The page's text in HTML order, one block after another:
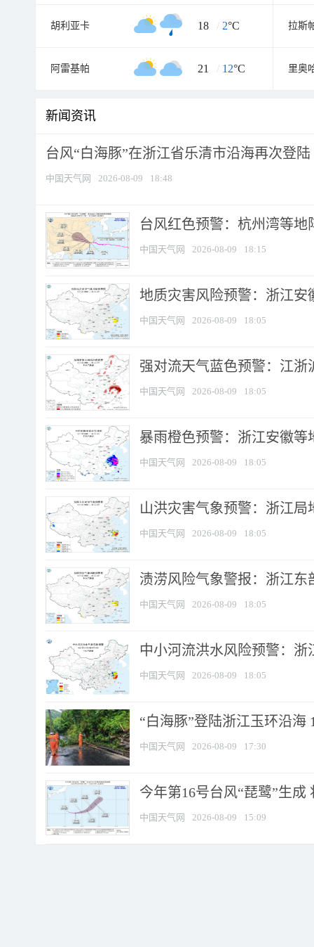
胡利亚卡 18 / 2°C 拉斯
阿雷基帕 21 / 12°C 里奥
新闻资讯
台风“白海豚”在浙江省乐清市沿海再次登陆
中国天气网 2026-08-09 18:48
台风红色预警：杭州湾等地
中国天气网 2026-08-09 18:15
地质灾害风险预警：浙江安
中国天气网 2026-08-09 18:05
强对流天气蓝色预警：江浙
中国天气网 2026-08-09 18:05
暴雨橙色预警：浙江安徽等
中国天气网 2026-08-09 18:05
山洪灾害气象预警：浙江
中国天气网 2026-08-09 18:05
渍涝风险气象警报：浙江
中国天气网 2026-08-09 18:05
中小河流洪水风险预警：
中国天气网 2026-08-09 18:05
“白海豚”登陆浙江玉环沿海
中国天气网 2026-08-09 17:30
今年第16号台风“琵鹭”生
中国天气网 2026-08-09 15:09